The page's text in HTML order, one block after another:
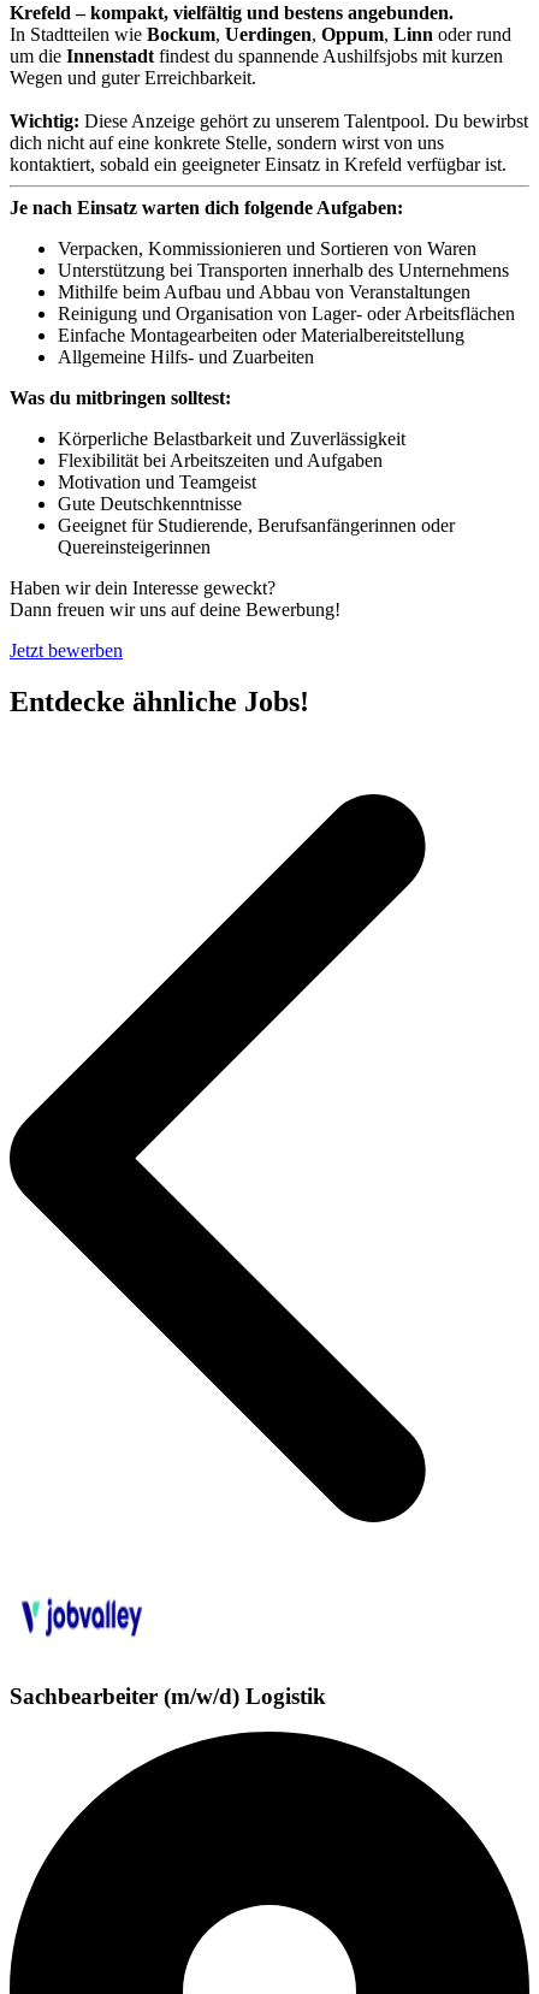
Krefeld – kompakt, vielfältig und bestens angebunden.
In Stadtteilen wie Bockum, Uerdingen, Oppum, Linn oder rund
um die Innenstadt findest du spannende Aushilfsjobs mit kurzen
Wegen und guter Erreichbarkeit.
Wichtig: Diese Anzeige gehört zu unserem Talentpool. Du bewirbst
dich nicht auf eine konkrete Stelle, sondern wirst von uns
kontaktiert, sobald ein geeigneter Einsatz in Krefeld verfügbar ist.
Je nach Einsatz warten dich folgende Aufgaben:
Verpacken, Kommissionieren und Sortieren von Waren
Unterstützung bei Transporten innerhalb des Unternehmens
Mithilfe beim Aufbau und Abbau von Veranstaltungen
Reinigung und Organisation von Lager- oder Arbeitsflächen
Einfache Montagearbeiten oder Materialbereitstellung
Allgemeine Hilfs- und Zuarbeiten
Was du mitbringen solltest:
Körperliche Belastbarkeit und Zuverlässigkeit
Flexibilität bei Arbeitszeiten und Aufgaben
Motivation und Teamgeist
Gute Deutschkenntnisse
Geeignet für Studierende, Berufsanfängerinnen oder
Quereinsteigerinnen
Haben wir dein Interesse geweckt?
Dann freuen wir uns auf deine Bewerbung!
Jetzt bewerben
Entdecke ähnliche Jobs!
Sachbearbeiter (m/w/d) Logistik